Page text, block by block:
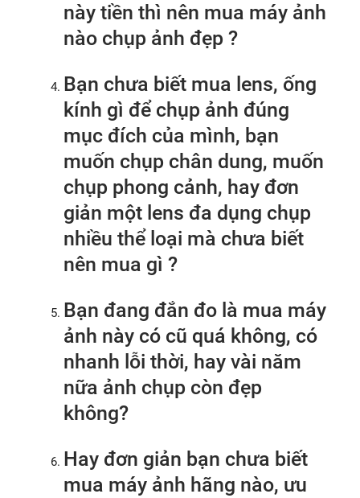
này tiền thì nên mua máy ảnh
nào chụp ảnh đẹp ?
Bạn chưa biết mua lens, ống
kính gì để chụp ảnh đúng
mục đích của mình, bạn
muốn chụp chân dung, muốn
chụp phong cảnh, hay đơn
giản một lens đa dụng chụp
nhiều thể loại mà chưa biết
nên mua gì ?
Bạn đang đắn đo là mua máy
ảnh này có cũ quá không, có
nhanh lỗi thời, hay vài năm
nữa ảnh chụp còn đẹp
không?
Hay đơn giản bạn chưa biết
mua máy ảnh hãng nào, ưu